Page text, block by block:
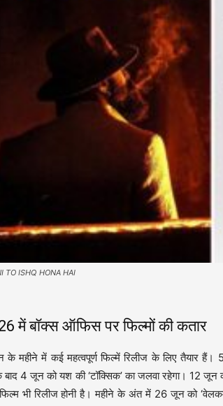
TO ISHQ HONA HAI
में बॉक्स ऑफिस पर फिल्मों की कतार
महीने में कई महत्वपूर्ण फिल्में रिलीज के लिए तैयार हैं।
बाद 4 जून को यश की ‘टॉक्सिक’ का जलवा रहेगा। 12 जून
भी रिलीज होनी है। महीने के अंत में 26 जून को